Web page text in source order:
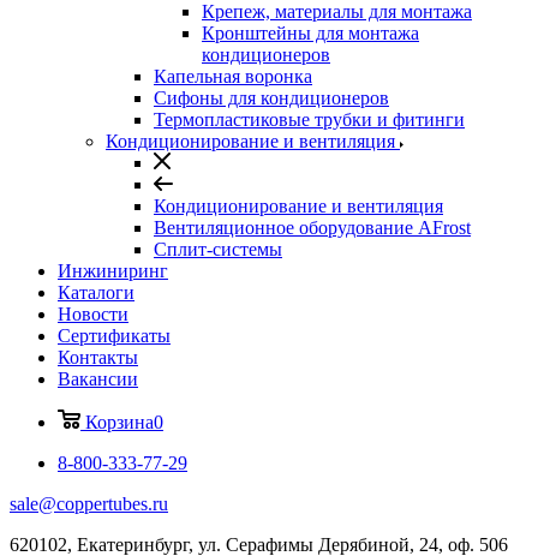
Крепеж, материалы для монтажа
Кронштейны для монтажа
кондиционеров
Капельная воронка
Сифоны для кондиционеров
Термопластиковые трубки и фитинги
Кондиционирование и вентиляция
Кондиционирование и вентиляция
Вентиляционное оборудование AFrost
Сплит-системы
Инжиниринг
Каталоги
Новости
Сертификаты
Контакты
Вакансии
Корзина0
8-800-333-77-29
sale@coppertubes.ru
620102, Екатеринбург, ул. Серафимы Дерябиной, 24, оф. 506